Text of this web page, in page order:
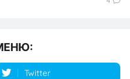
Twitter